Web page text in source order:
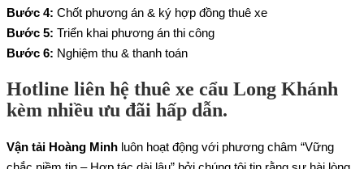
Bước 4: Chốt phương án & ký hợp đồng thuê xe
Bước 5: Triển khai phương án thi công
Bước 6: Nghiệm thu & thanh toán
Hotline liên hệ thuê xe cẩu Long Khánh
kèm nhiều ưu đãi hấp dẫn.
Vận tải Hoàng Minh luôn hoạt động với phương châm “Vững